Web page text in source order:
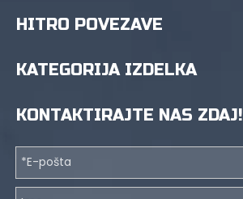
HITRO POVEZAVE
KATEGORIJA IZDELKA
KONTAKTIRAJTE NAS ZDAJ!